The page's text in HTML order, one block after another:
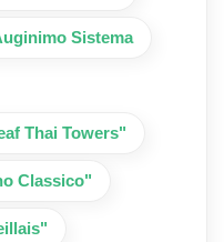
Sistema
Thai Towers"
Classico"